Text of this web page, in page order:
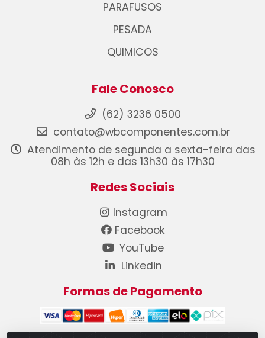
PARAFUSOS
PESADA
QUIMICOS
Fale Conosco
(62) 3236 0500
contato@wbcomponentes.com.br
Atendimento de segunda a sexta-feira das
08h às 12h e das 13h30 às 17h30
Redes Sociais
Instagram
Facebook
YouTube
Linkedin
Formas de Pagamento